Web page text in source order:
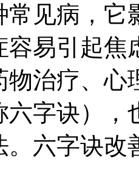
常见病，
容易引起
物治疗、心
六字诀），
。六字诀改